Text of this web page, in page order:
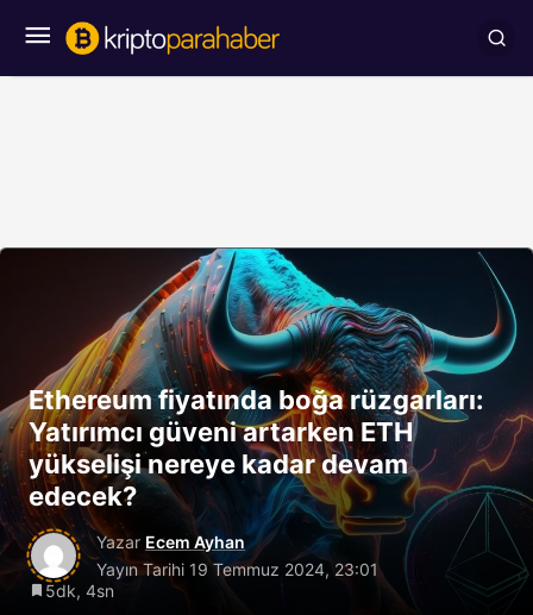
Ethereum fiyatında boğa rüzgarları:
Yatırımcı güveni artarken ETH
yükselişi nereye kadar devam
edecek?
Yazar Ecem Ayhan
Yayın Tarihi 19 Temmuz 2024, 23:01
5dk, 4sn